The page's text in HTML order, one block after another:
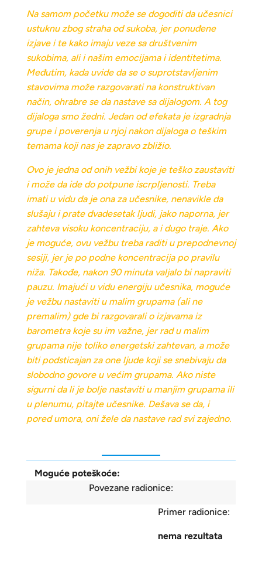
Na samom početku može se dogoditi da učesnici
ustuknu zbog straha od sukoba, jer ponuđene
izjave i te kako imaju veze sa društvenim
sukobima, ali i našim emocijama i identitetima.
Međutim, kada uvide da se o suprotstavljenim
stavovima može razgovarati na konstruktivan
način, ohrabre se da nastave sa dijalogom. A tog
dijaloga smo žedni. Jedan od efekata je izgradnja
grupe i poverenja u njoj nakon dijaloga o teškim
temama koji nas je zapravo zbližio.
Ovo je jedna od onih vežbi koje je teško zaustaviti
i može da ide do potpune iscrpljenosti. Treba
imati u vidu da je ona za učesnike, nenavikle da
slušaju i prate dvadesetak ljudi, jako naporna, jer
zahteva visoku koncentraciju, a i dugo traje. Ako
je moguće, ovu vežbu treba raditi u prepodnevnoj
sesiji, jer je po podne koncentracija po pravilu
niža. Takođe, nakon 90 minuta valjalo bi napraviti
pauzu. Imajući u vidu energiju učesnika, moguće
je vežbu nastaviti u malim grupama (ali ne
premalim) gde bi razgovarali o izjavama iz
barometra koje su im važne, jer rad u malim
grupama nije toliko energetski zahtevan, a može
biti podsticajan za one ljude koji se snebivaju da
slobodno govore u većim grupama. Ako niste
sigurni da li je bolje nastaviti u manjim grupama ili
u plenumu, pitajte učesnike. Dešava se da, i
pored umora, oni žele da nastave rad svi zajedno.
Moguće poteškoće:
Povezane radionice:
Primer radionice:
nema rezultata